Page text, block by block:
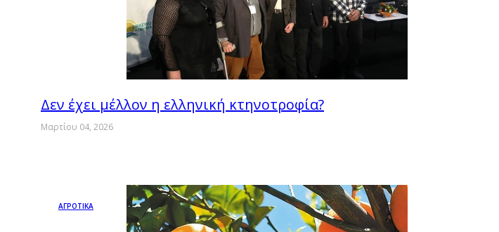
Δεν έχει μέλλον η ελληνική κτηνοτροφία?
Μαρτίου 04, 2026
ΑΓΡΟΤΙΚΑ